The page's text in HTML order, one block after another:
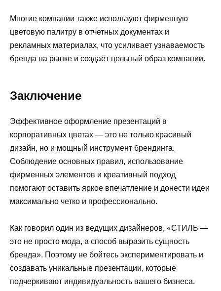
Многие компании также используют фирменную
цветовую палитру в отчетных документах и
рекламных материалах, что усиливает узнаваемость
бренда на рынке и создаёт цельный образ компании.
Заключение
Эффективное оформление презентаций в
корпоративных цветах — это не только красивый
дизайн, но и мощный инструмент брендинга.
Соблюдение основных правил, использование
фирменных элементов и креативный подход
помогают оставить яркое впечатление и донести идеи
максимально четко и профессионально.
Как говорил один из ведущих дизайнеров, «СТИЛЬ —
это не просто мода, а способ выразить сущность
бренда». Поэтому не бойтесь экспериментировать и
создавать уникальные презентации, которые
подчеркивают индивидуальность вашего бизнеса.